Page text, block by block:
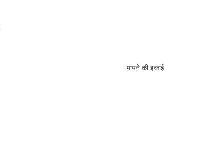
मापने की इकाई